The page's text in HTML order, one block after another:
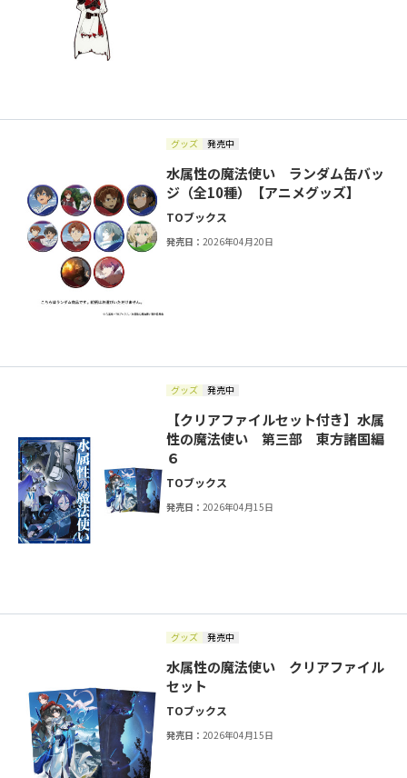
グッズ 発売中
水属性の魔法使い ランダム缶バッ
ジ（全10種）【アニメグッズ】
TOブックス
発売日：2026年04月20日
グッズ 発売中
【クリアファイルセット付き】水属
性の魔法使い 第三部 東方諸国編
６
TOブックス
発売日：2026年04月15日
グッズ 発売中
水属性の魔法使い クリアファイル
セット
TOブックス
発売日：2026年04月15日